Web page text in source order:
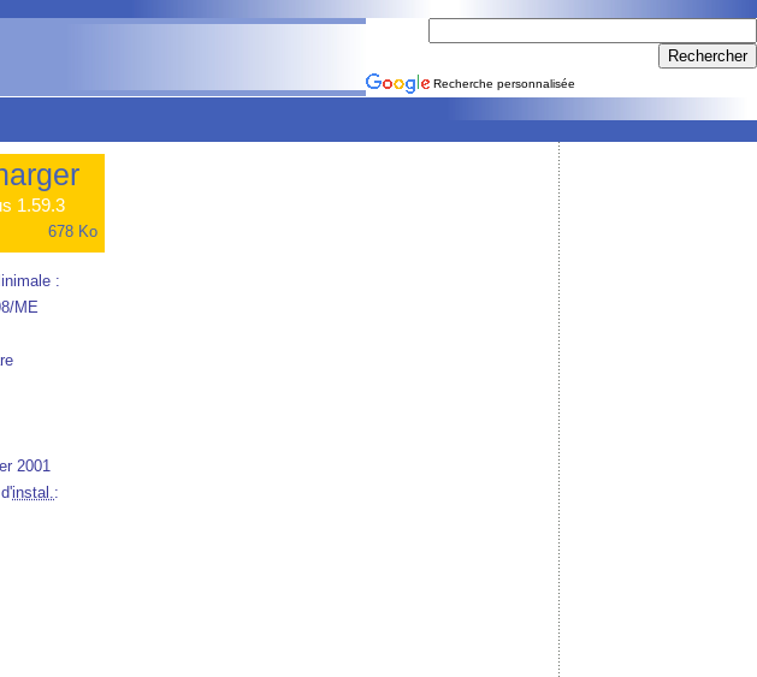
Recherche personnalisée
1.59.3
678 Ko
:
ME
2001
instal.: